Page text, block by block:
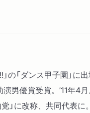
「ダンス甲子園」に
優賞受賞。’11年4
」に改称、共同代表